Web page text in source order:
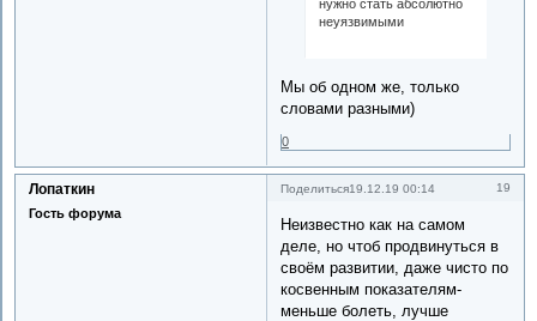
нужно стать абсолютно
неуязвимыми
Мы об одном же, только
словами разными)
0
Поделиться 19
19.12.19 00:14
Лопаткин
Гость форума
Неизвестно как на самом
деле, но чтоб продвинуться в
своём развитии, даже чисто по
косвенным показателям-
меньше болеть, лучше